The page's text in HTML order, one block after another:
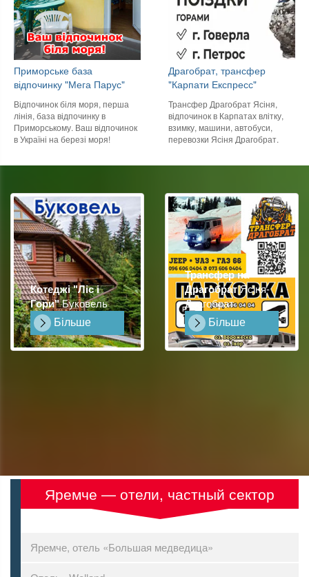
Приморське база
відпочинку "Мега Парус"
Відпочинок біля моря, перша
лінія, база відпочинку в
Приморському. Ваш відпочинок
в Україні на березі моря!
Драгобрат, трансфер
"Карпати Експресс"
Трансфер Драгобрат Ясіня,
відпочинок в Карпатах влітку,
взимку, машини, автобуси,
перевозки Ясіня Драгобрат.
Котеджі "Ліс і
Гори"Буковель
Більше
Трансфер на
ДрагобратЯсіня-
Драгобрат
Більше
Яремче — отели, частный сектор
Яремче, отель «Большая медведица»